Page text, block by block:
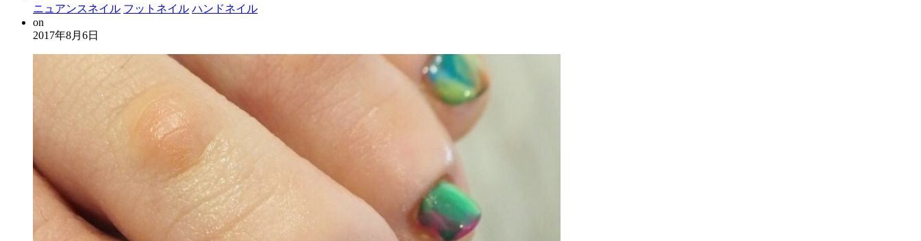
ニュアンスネイル フットネイル ハンドネイル
on
2017年8月6日